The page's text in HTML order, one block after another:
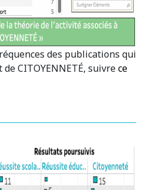
des publications qui
CITOYENNETÉ, suivrece